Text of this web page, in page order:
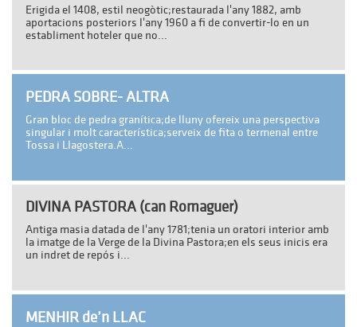
Erigida el 1408, estil neogòtic;restaurada l'any 1882, amb
aportacions posteriors l'any 1960 a fi de convertir-lo en un
establiment hoteler que no...
PEDRA SOBRE- ALTRA
Gran bloc de pedra granítica;de lluny ofereix una perspectiva
singular i molt característica;serveix de fita o termenal entre
Tossa i Llagostera.A...
DIVINA PASTORA (can Romaguer)
Antiga masia datada de l'any 1781;tenia un oratori interior amb
la imatge de la Verge de la Divina Pastora;en els seus inicis era
un indret de repós i...
MENHIR de’n LLAC